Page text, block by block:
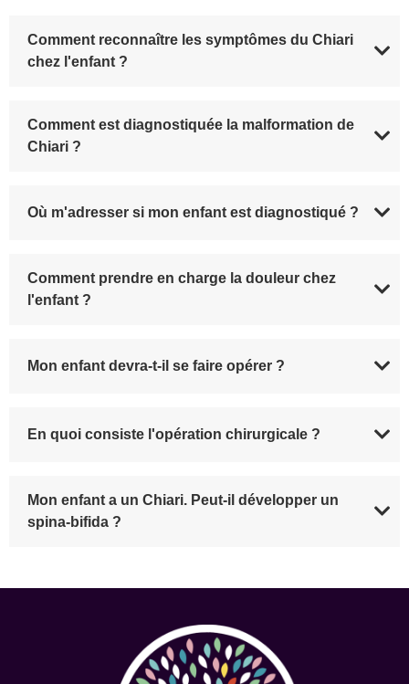
Comment reconnaître les symptômes du Chiari
chez l'enfant ?
Comment est diagnostiquée la malformation de
Chiari ?
Où m'adresser si mon enfant est diagnostiqué ?
Comment prendre en charge la douleur chez
l'enfant ?
Mon enfant devra-t-il se faire opérer ?
En quoi consiste l'opération chirurgicale ?
Mon enfant a un Chiari. Peut-il développer un
spina-bifida ?